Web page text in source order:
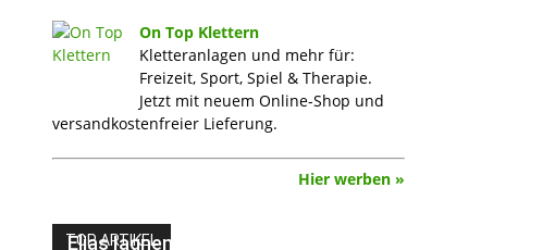
On Top Klettern
Kletteranlagen und mehr für:
Freizeit, Sport, Spiel & Therapie.
Jetzt mit neuem Online-Shop und
versandkostenfreier Lieferung.
Hier werben »
TOP ARTIKEL
Elias Iagnemma klettert „Exodia“: